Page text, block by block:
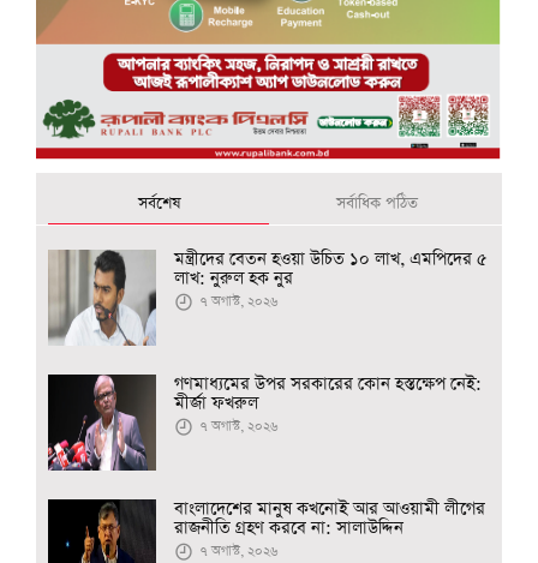
সর্বশেষ সর্বাধিক পঠিত
মন্ত্রীদের বেতন হওয়া উচিত ১০ লাখ, এমপিদের ৫
লাখ: নুরুল হক নুর
৭ অগাস্ট, ২০২৬
গণমাধ্যমের উপর সরকারের কোন হস্তক্ষেপ নেই:
মীর্জা ফখরুল
৭ অগাস্ট, ২০২৬
বাংলাদেশের মানুষ কখনোই আর আওয়ামী লীগের
রাজনীতি গ্রহণ করবে না: সালাউদ্দিন
৭ অগাস্ট, ২০২৬